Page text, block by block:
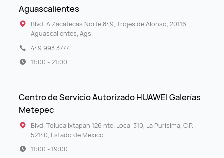
Aguascalientes
Blvd. A Zacatecas Norte 849, Trojes de Alonso, 20116
Aguascalientes, Ags.
449 993 3777
11:00 - 21:00
Centro de Servicio Autorizado HUAWEI Galerías
Metepec
Blvd. Toluca Ixtapan 126 nte. Local 310, La Purísima, C.P.
52140, Estado de México
11:00 - 19:00